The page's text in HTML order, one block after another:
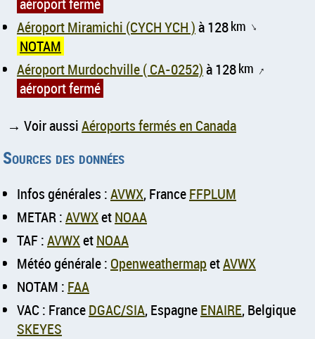
aéroport fermé
Aéroport Miramichi (CYCH YCH )à 128km ↑
NOTAM
Aéroport Murdochville ( CA-0252)à 128km ↑
aéroport fermé
→ Voir aussiAéroports fermés en Canada
Sources des données
Infos générales :AVWX, FranceFFPLUM
METAR :AVWXetNOAA
TAF :AVWXetNOAA
Météo générale : OpenweathermapetAVWX
NOTAM : FAA
VAC : FranceDGAC/SIA, EspagneENAIRE, Belgique
SKEYES